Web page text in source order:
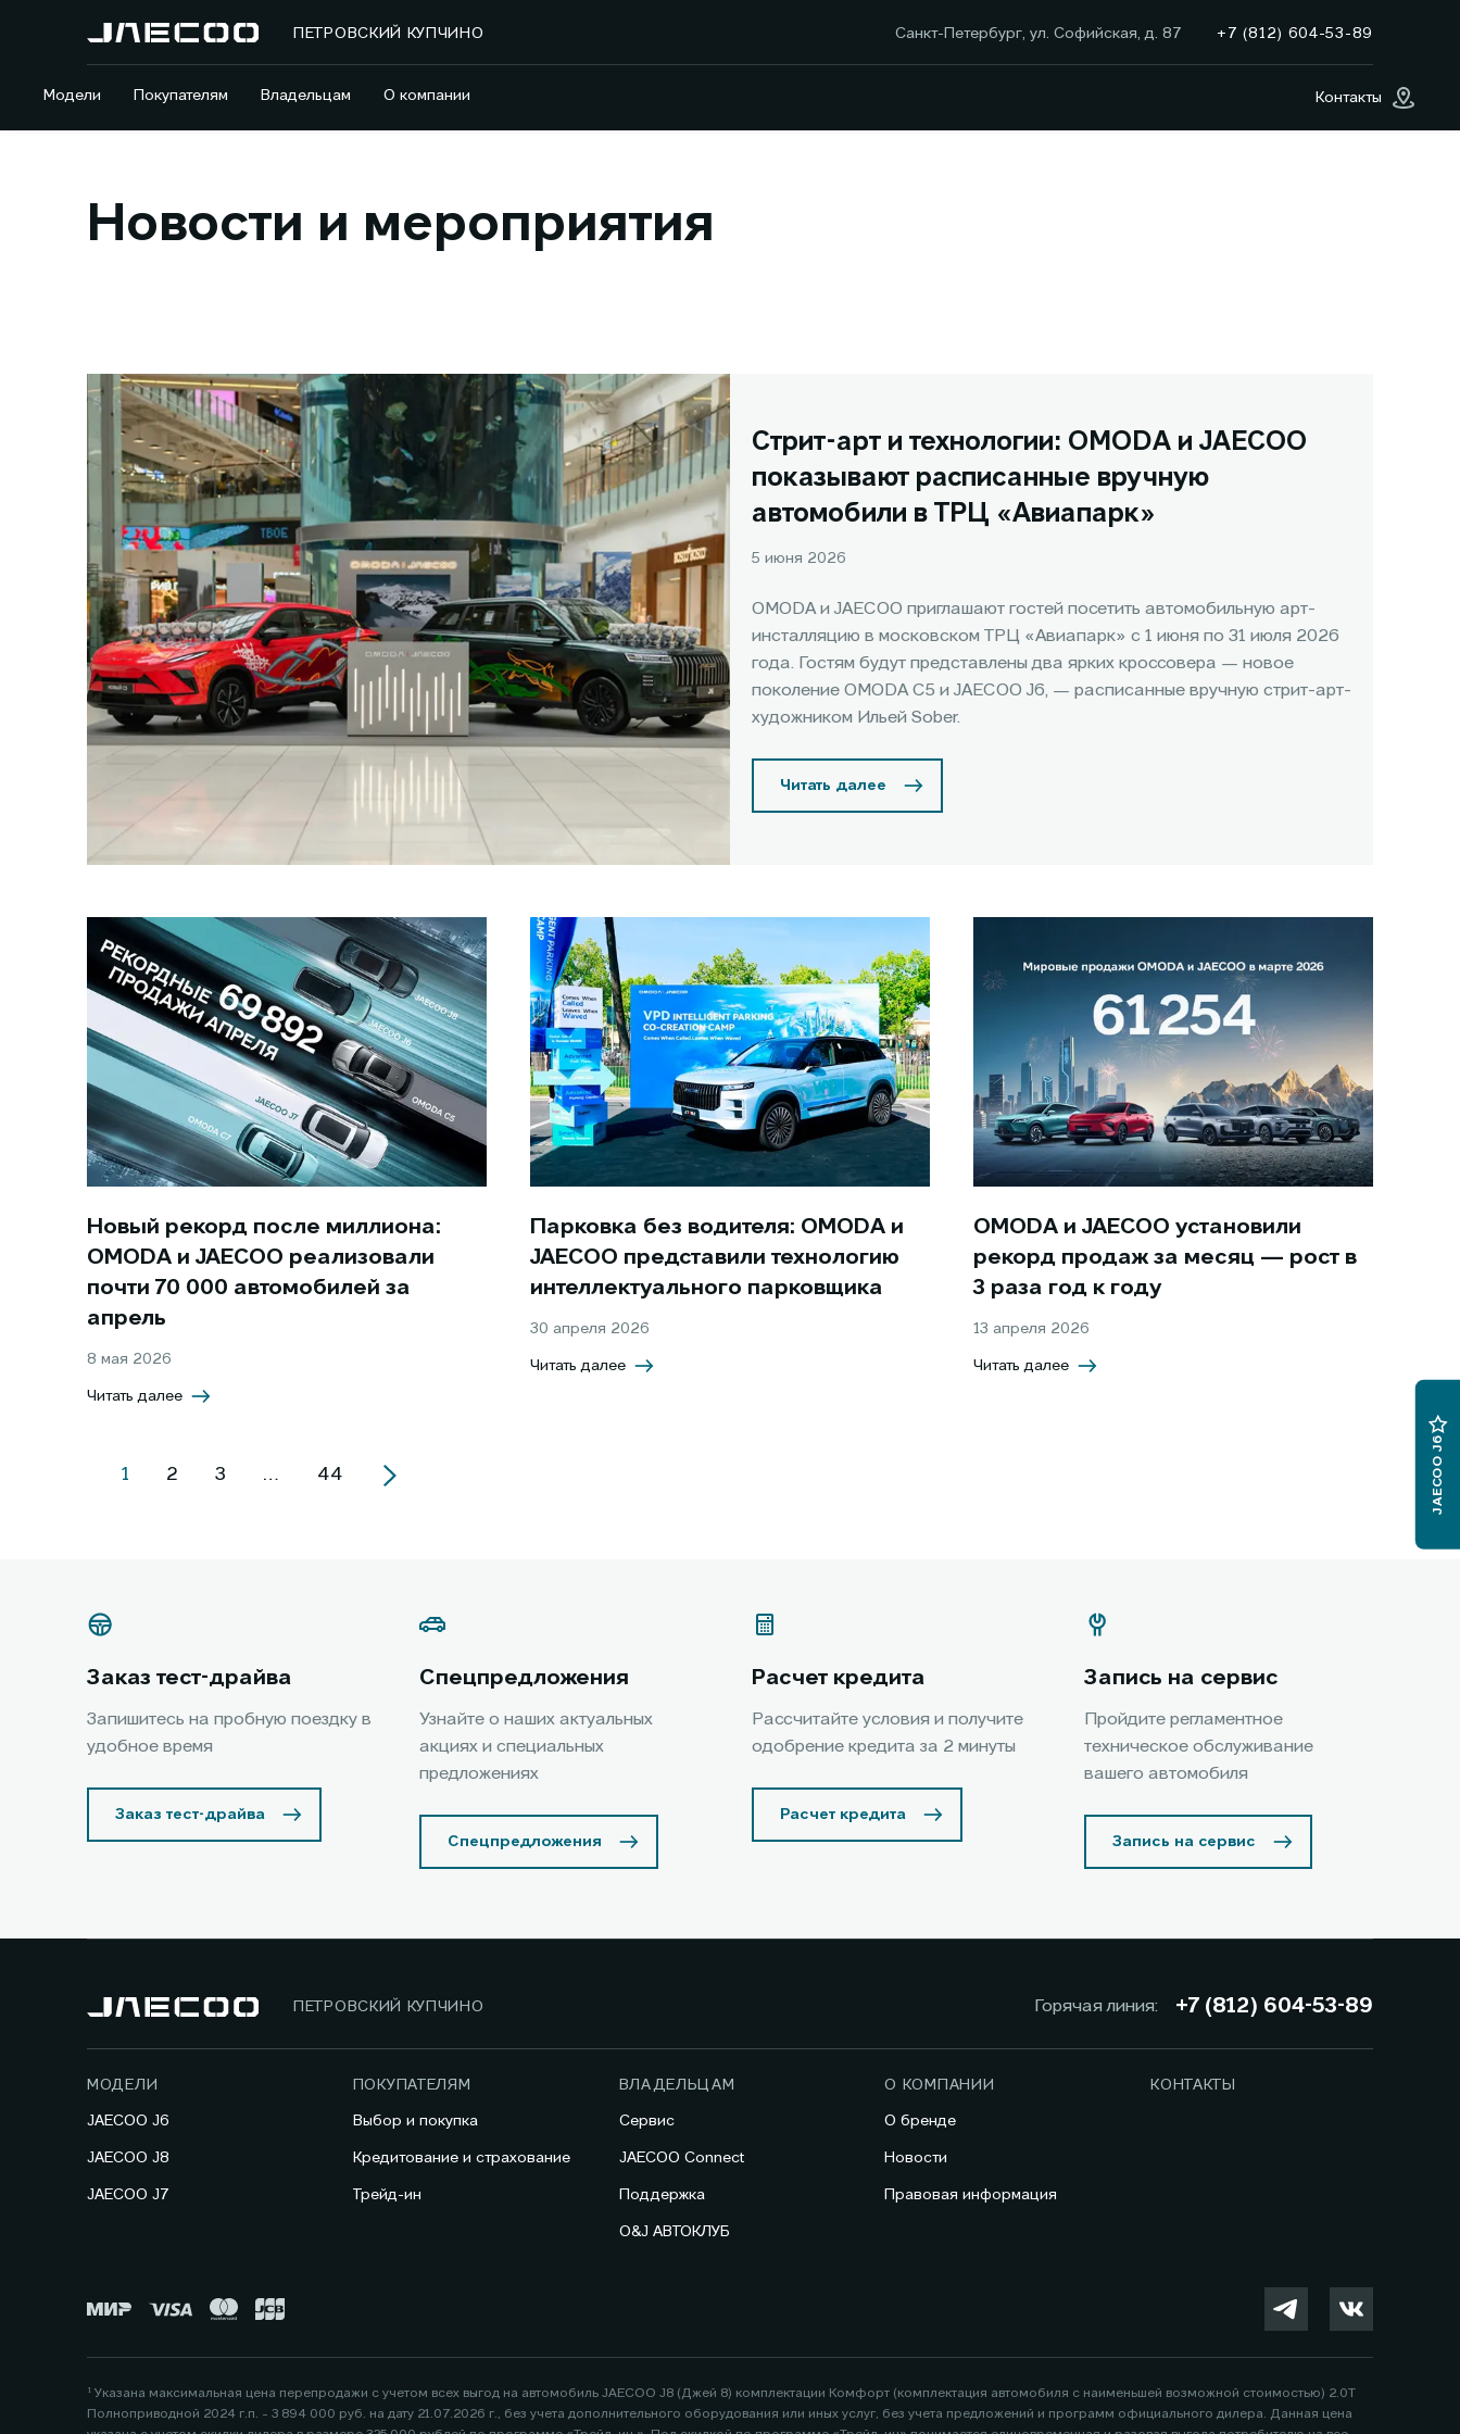
ПЕТРОВСКИЙ КУПЧИНО Санкт-Петербург, ул. Софийская, д. 87 +7 (812) 604-53-89
Модели Покупателям Владельцам О компании Контакты
JAECOO J6
Новости и мероприятия
Стрит-арт и технологии: OMODA и JAECOO
показывают расписанные вручную
автомобили в ТРЦ «Авиапарк»
5 июня 2026
OMODA и JAECOO приглашают гостей посетить автомобильную арт-
инсталляцию в московском ТРЦ «Авиапарк» с 1 июня по 31 июля 2026
года. Гостям будут представлены два ярких кроссовера — новое
поколение OMODA C5 и JAECOO J6, — расписанные вручную стрит-арт-
художником Ильей Sober.
Читать далее
Новый рекорд после миллиона:
OMODA и JAECOO реализовали
почти 70 000 автомобилей за
апрель
8 мая 2026
Читать далее
Парковка без водителя: OMODA и
JAECOO представили технологию
интеллектуального парковщика
30 апреля 2026
Читать далее
OMODA и JAECOO установили
рекорд продаж за месяц — рост в
3 раза год к году
13 апреля 2026
Читать далее
1 2 3 … 44
Заказ тест-драйва
Запишитесь на пробную поездку в
удобное время
Заказ тест-драйва
Спецпредложения
Узнайте о наших актуальных
акциях и специальных
предложениях
Спецпредложения
Расчет кредита
Рассчитайте условия и получите
одобрение кредита за 2 минуты
Расчет кредита
Запись на сервис
Пройдите регламентное
техническое обслуживание
вашего автомобиля
Запись на сервис
ПЕТРОВСКИЙ КУПЧИНО Горячая линия: +7 (812) 604-53-89
МОДЕЛИ
JAECOO J6
JAECOO J8
JAECOO J7
ПОКУПАТЕЛЯМ
Выбор и покупка
Кредитование и страхование
Трейд-ин
ВЛАДЕЛЬЦАМ
Сервис
JAECOO Connect
Поддержка
O&J АВТОКЛУБ
О КОМПАНИИ
О бренде
Новости
Правовая информация
КОНТАКТЫ
¹ Указана максимальная цена перепродажи с учетом всех выгод на автомобиль JAECOO J8 (Джей 8) комплектации Комфорт (комплектация автомобиля с наименьшей возможной стоимостью) 2.0Т
Полноприводной 2024 г.п. - 3 894 000 руб. на дату 21.07.2026 г., без учета дополнительного оборудования или иных услуг, без учета предложений и программ официального дилера. Данная цена